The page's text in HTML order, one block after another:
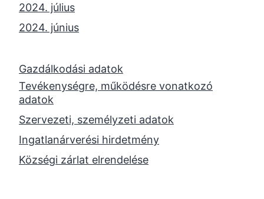
2024. július
2024. június
2024. április
2023. november
2023. október
2023. szeptember
2023. június
2023. február
Gazdálkodási adatok
Tevékenységre, működésre vonatkozó
adatok
Szervezeti, személyzeti adatok
Ingatlanárverési hirdetmény
Községi zárlat elrendelése